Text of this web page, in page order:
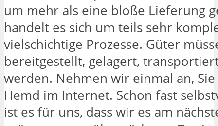
um mehr als eine bloße Lieferung
handelt es sich um teils sehr
vielschichtige Prozesse. Güter
bereitgestellt, gelagert,
werden. Nehmen wir einmal an,
Hemd im Internet. Schon fast
ist es für uns, dass wir es am